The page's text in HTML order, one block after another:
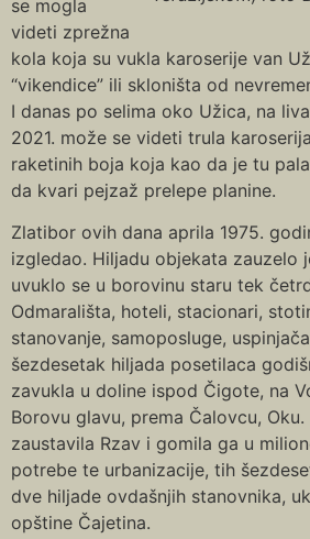
se mogla
videti zprežna
kola koja su vukla karoserije van
“vikendice” ili skloništa od
I danas po selima oko Užica, na
2021. može se videti trula
raketinih boja koja kao da je tu
da kvari pejzaž prelepe planine.
Zlatibor ovih dana aprila 1975.
izgledao. Hiljadu objekata zauzelo
uvuklo se u borovinu staru tek
Odmarališta, hoteli, stacionari,
stanovanje, samoposluge,
šezdesetak hiljada posetilaca
zavukla u doline ispod Čigote, na
Borovu glavu, prema Čalovcu, Oku.
zaustavila Rzav i gomila ga u
potrebe te urbanizacije, tih
dve hiljade ovdašnjih stanovnika,
opštine Čajetina.